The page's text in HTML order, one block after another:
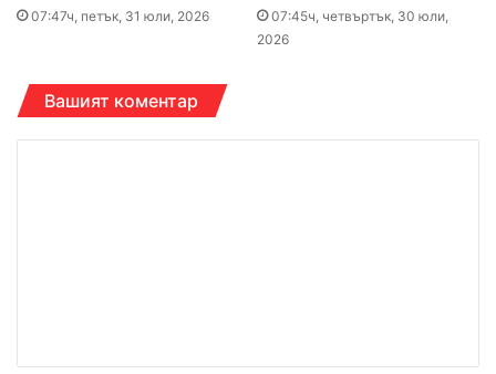
07:47ч, петък, 31 юли, 2026
07:45ч, четвъртък, 30 юли,
2026
Вашият коментар